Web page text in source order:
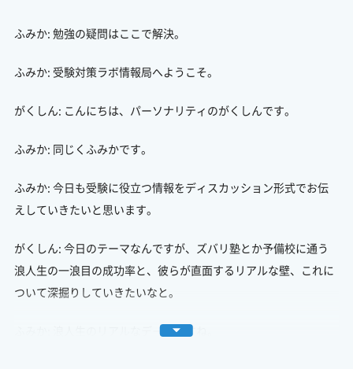
ふみか: 勉強の疑問はここで解決。
ふみか: 受験対策ラボ情報局へようこそ。
がくしん: こんにちは、パーソナリティのがくしんです。
ふみか: 同じくふみかです。
ふみか: 今日も受験に役立つ情報をディスカッション形式でお伝
えしていきたいと思います。
がくしん: 今日のテーマなんですが、ズバリ塾とか予備校に通う
浪人生の一浪目の成功率と、彼らが直面するリアルな壁、これに
ついて深掘りしていきたいなと。
ふみか: 浪人生のリアルなデータですね。